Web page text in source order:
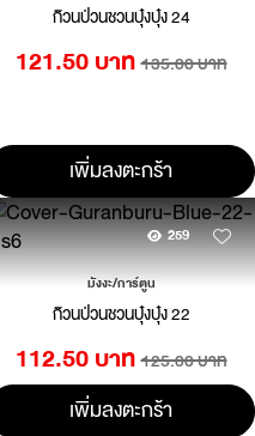
ก๊วนป่วนชวนบุ๋งบุ๋ง 24
121.50 บาท 135.00 บาท
เพิ่มลงตะกร้า
259
มังงะ/การ์ตูน
ก๊วนป่วนชวนบุ๋งบุ๋ง 22
112.50 บาท 125.00 บาท
เพิ่มลงตะกร้า